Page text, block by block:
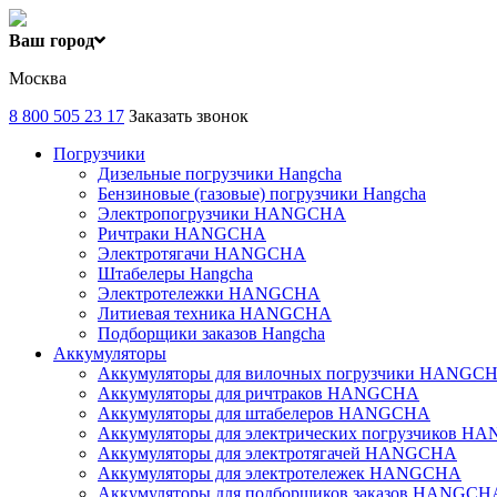
Ваш город
Москва
8 800 505 23 17 Заказать звонок
Погрузчики
Дизельные погрузчики Hangcha
Бензиновые (газовые) погрузчики Hangcha
Электропогрузчики HANGCHA
Ричтраки HANGCHA
Электротягачи HANGCHA
Штабелеры Hangcha
Электротележки HANGCHA
Литиевая техника HANGCHA
Подборщики заказов Hangcha
Аккумуляторы
Аккумуляторы для вилочных погрузчики
Аккумуляторы для ричтраков HANGCHA
Аккумуляторы для штабелеров HANGCHA
Аккумуляторы для электрических погрузчиков
Аккумуляторы для электротягачей HANGCHA
Аккумуляторы для электротележек HANGCHA
Аккумуляторы для подборщиков заказов